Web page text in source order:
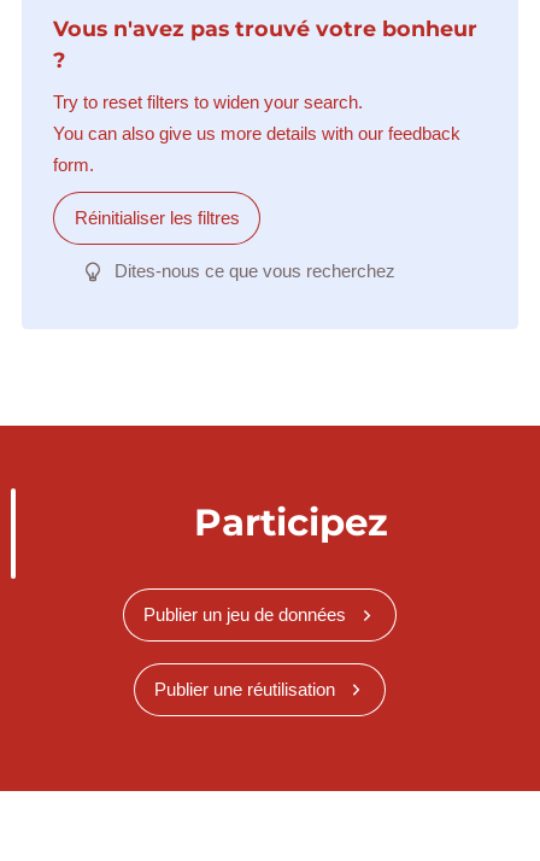
Vous n'avez pas trouvé votre bonheur
?
Try to reset filters to widen your search.
You can also give us more details with our feedback
form.
Réinitialiser les filtres
Dites-nous ce que vous recherchez
Participez
Publier un jeu de données
Publier une réutilisation